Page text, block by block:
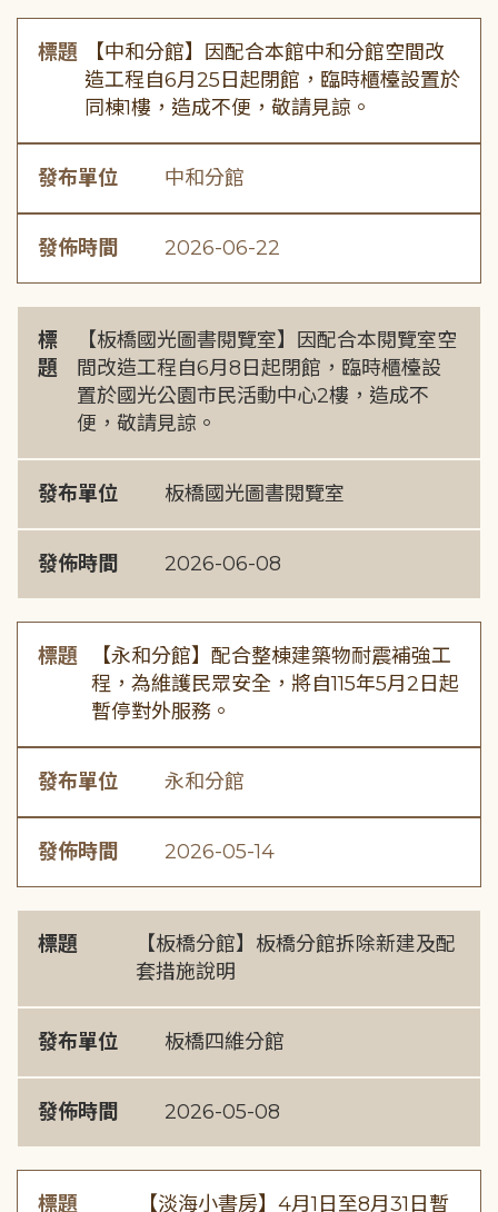
標題
【中和分館】因配合本館中和分館空間改
造工程自6月25日起閉館，臨時櫃檯設置於
同棟1樓，造成不便，敬請見諒。
發布單位 中和分館
發佈時間 2026-06-22
標
題
【板橋國光圖書閱覽室】因配合本閱覽室空
間改造工程自6月8日起閉館，臨時櫃檯設
置於國光公園市民活動中心2樓，造成不
便，敬請見諒。
發布單位 板橋國光圖書閱覽室
發佈時間 2026-06-08
標題
【永和分館】配合整棟建築物耐震補強工
程，為維護民眾安全，將自115年5月2日起
暫停對外服務。
發布單位 永和分館
發佈時間 2026-05-14
標題
【板橋分館】板橋分館拆除新建及配
套措施說明
發布單位 板橋四維分館
發佈時間 2026-05-08
標題
【淡海小書房】4月1日至8月31日暫